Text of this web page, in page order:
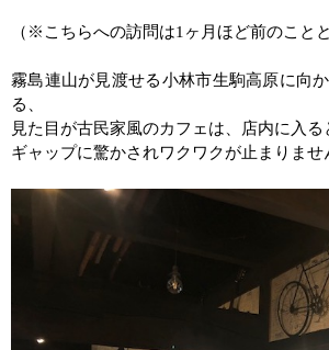
（※こちらへの訪問は1ヶ月ほど前のこと
霧島連山が見渡せる小林市生駒高原に向
る、
見た目が古民家風のカフェは、店内に入
ギャップに驚かされワクワクが止まりませ